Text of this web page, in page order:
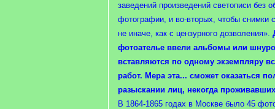
заведений произведений светописи без
фотографии, и во-вторых, чтобы снимки
не иначе, как с цензурного дозволения».
фотоателье ввели альбомы или
вставляются по одному экземпляру
работ. Мера эта... сможет оказаться
разыскании лиц, некогда
В 1864-1865 годах в Москве было 45